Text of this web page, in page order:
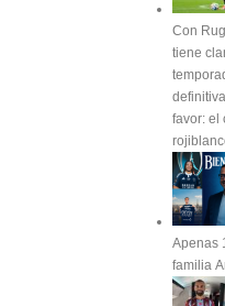
Con
tiene
favor: el
Apenas
familia